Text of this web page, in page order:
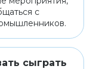
с
сыграть